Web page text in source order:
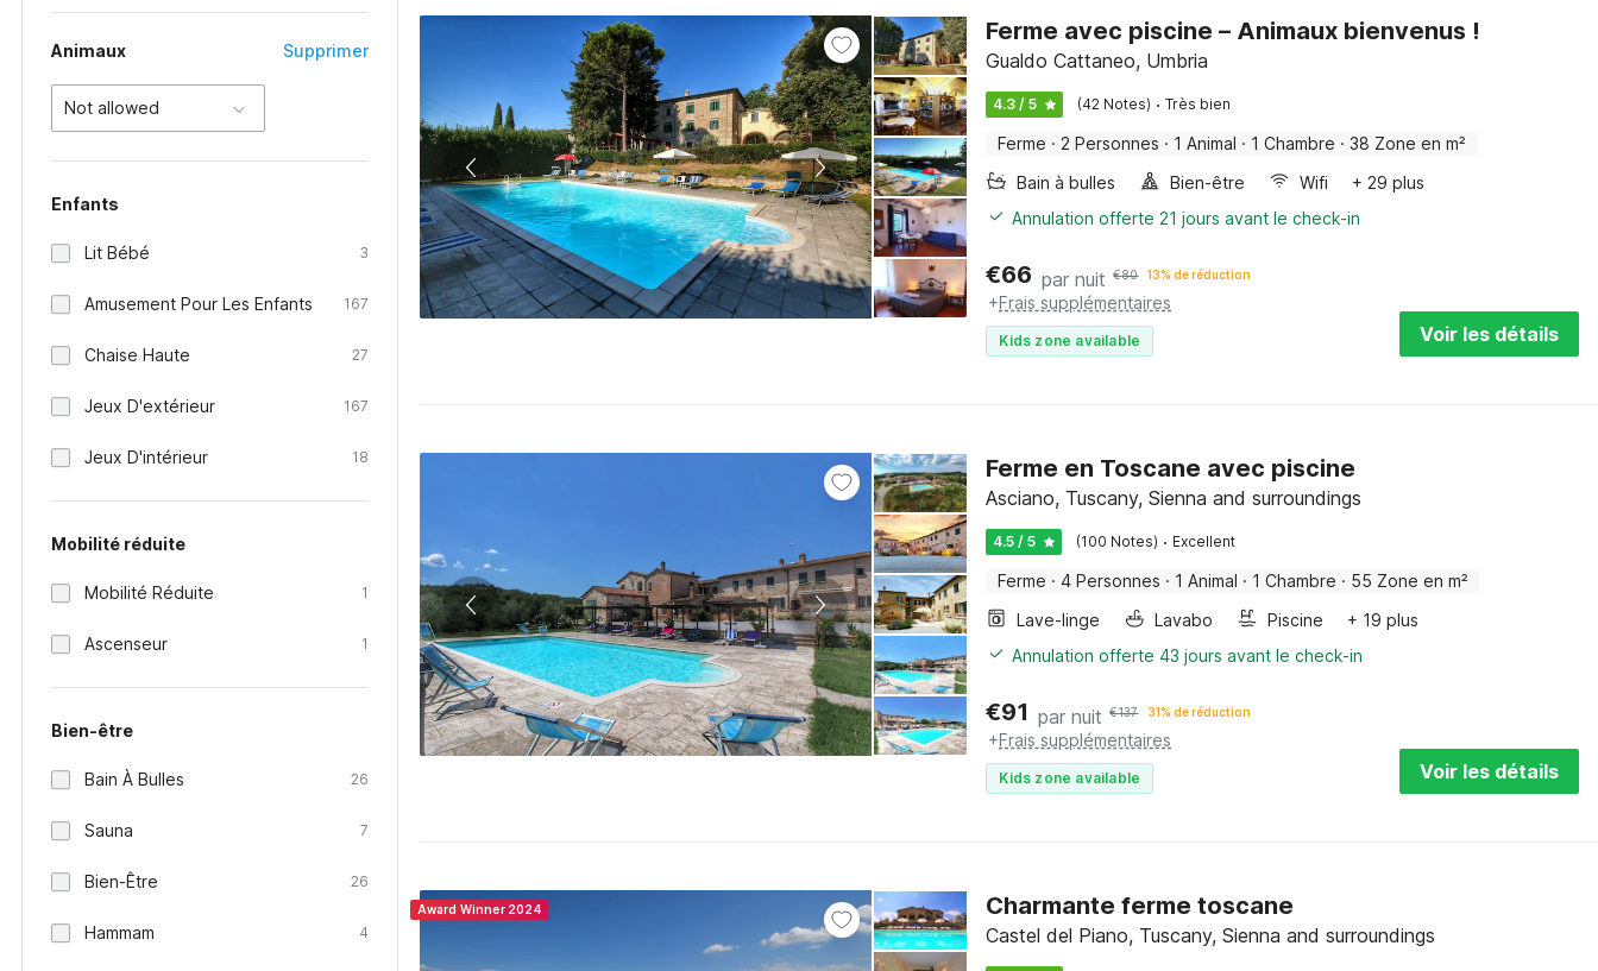
Animaux Supprimer
Not allowed
Enfants
Lit Bébé 3
Amusement Pour Les Enfants 167
Chaise Haute 27
Jeux D'extérieur 167
Jeux D'intérieur 18
Mobilité réduite
Mobilité Réduite 1
Ascenseur 1
Bien-être
Bain À Bulles 26
Sauna 7
Bien-Être 26
Hammam 4
Ferme avec piscine – Animaux bienvenus !
Gualdo Cattaneo, Umbria
4.3 / 5 (42 Notes) · Très bien
Ferme · 2 Personnes · 1 Animal · 1 Chambre · 38 Zone en m²
Bain à bulles
Bien-être Wifi
+ 29 plus
Annulation offerte 21 jours avant le check-in
€66 par nuit €80 13% de réduction
+Frais supplémentaires
Kids zone available Voir les détails
Ferme en Toscane avec piscine
Asciano, Tuscany, Sienna and surroundings
4.5 / 5 (100 Notes) · Excellent
Ferme · 4 Personnes · 1 Animal · 1 Chambre · 55 Zone en m²
Lave-linge
Lavabo Piscine
+ 19 plus
Annulation offerte 43 jours avant le check-in
€91 par nuit €137 31% de réduction
+Frais supplémentaires
Kids zone available Voir les détails
Award Winner 2024 Charmante ferme toscane
Castel del Piano, Tuscany, Sienna and surroundings